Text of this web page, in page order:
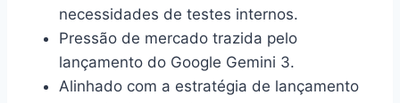
necessidades de testes internos.
Pressão de mercado trazida pelo
lançamento do Google Gemini 3.
Alinhado com a estratégia de lançamento